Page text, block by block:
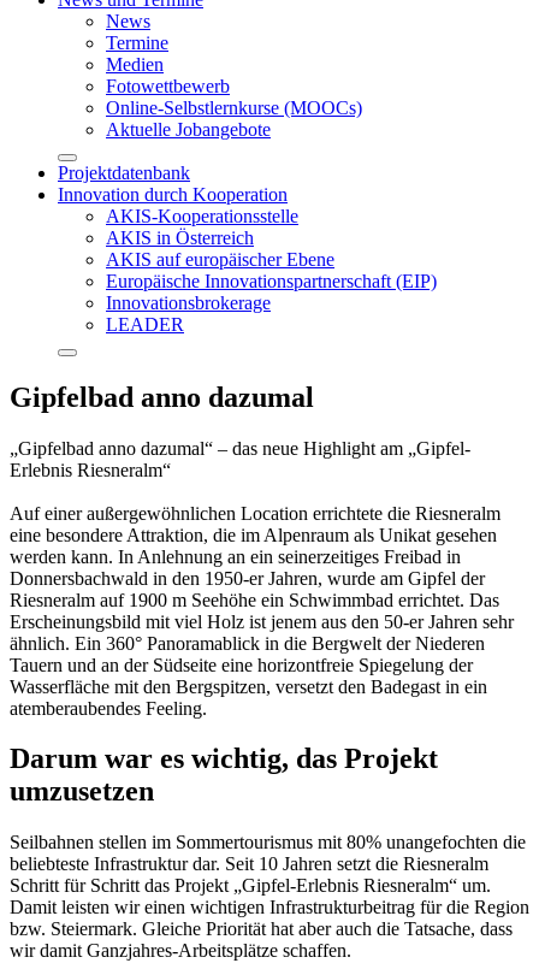
News
Termine
Medien
Fotowettbewerb
Online-Selbstlernkurse (MOOCs)
Aktuelle Jobangebote
Projektdatenbank
Innovation durch Kooperation
AKIS-Kooperationsstelle
AKIS in Österreich
AKIS auf europäischer Ebene
Europäische Innovationspartnerschaft (EIP)
Innovationsbrokerage
LEADER
Gipfelbad anno dazumal
„Gipfelbad anno dazumal“ – das neue Highlight am „Gipfel-
Erlebnis Riesneralm“
Auf einer außergewöhnlichen Location errichtete die Riesneralm
eine besondere Attraktion, die im Alpenraum als Unikat gesehen
werden kann. In Anlehnung an ein seinerzeitiges Freibad in
Donnersbachwald in den 1950-er Jahren, wurde am Gipfel der
Riesneralm auf 1900 m Seehöhe ein Schwimmbad errichtet. Das
Erscheinungsbild mit viel Holz ist jenem aus den 50-er Jahren sehr
ähnlich. Ein 360° Panoramablick in die Bergwelt der Niederen
Tauern und an der Südseite eine horizontfreie Spiegelung der
Wasserfläche mit den Bergspitzen, versetzt den Badegast in ein
atemberaubendes Feeling.
Darum war es wichtig, das Projekt
umzusetzen
Seilbahnen stellen im Sommertourismus mit 80% unangefochten die
beliebteste Infrastruktur dar. Seit 10 Jahren setzt die Riesneralm
Schritt für Schritt das Projekt „Gipfel-Erlebnis Riesneralm“ um.
Damit leisten wir einen wichtigen Infrastrukturbeitrag für die Region
bzw. Steiermark. Gleiche Priorität hat aber auch die Tatsache, dass
wir damit Ganzjahres-Arbeitsplätze schaffen.